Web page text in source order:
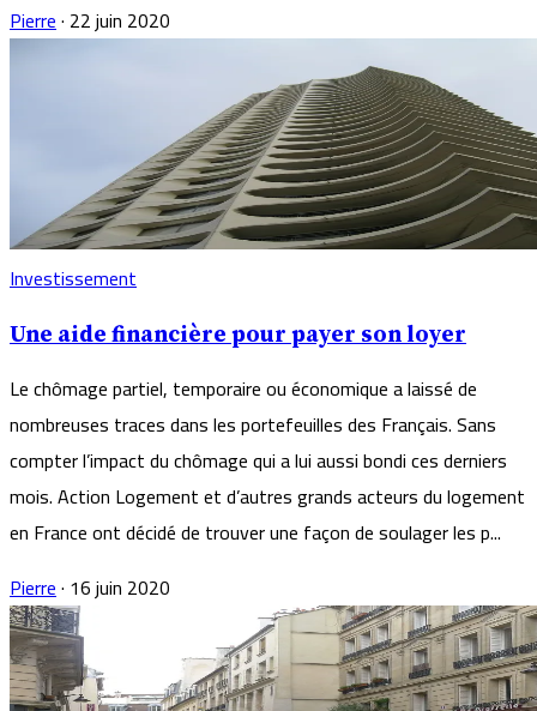
Pierre· 22 juin 2020
Investissement
Une aide financière pour payer son loyer
Le chômage partiel, temporaire ou économique a laissé de
nombreuses traces dans les portefeuilles des Français. Sans
compter l’impact du chômage qui a lui aussi bondi ces derniers
mois. Action Logement et d’autres grands acteurs du logement
en France ont décidé de trouver une façon de soulager les p...
Pierre· 16 juin 2020